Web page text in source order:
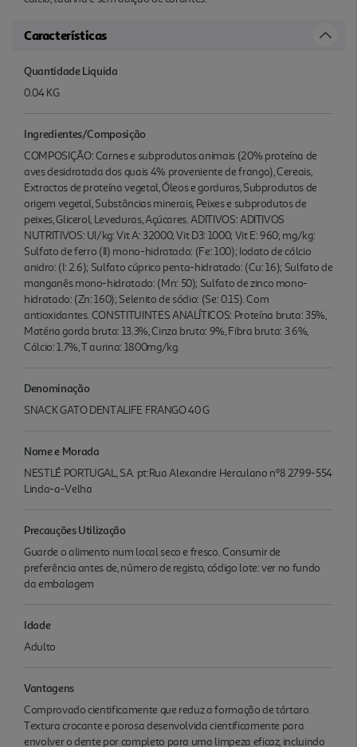
Características
Quantidade Liquida
0.04 KG
Ingredientes/Composição
COMPOSIÇÃO: Carnes e subprodutos animais (20% proteína de
aves desidratada dos quais 4% proveniente de frango), Cereais,
Extractos de proteína vegetal, Óleos e gorduras, Subprodutos de
origem vegetal, Substâncias minerais, Peixes e subprodutos de
peixes, Glicerol, Leveduras, Açúcares. ADITIVOS: ADITIVOS
NUTRITIVOS: UI/kg: Vit A: 32000; Vit D3: 1000; Vit E: 960; mg/kg:
Sulfato de ferro (II) mono-hidratado: (Fe: 100); Iodato de cálcio
anidro: (I: 2.6); Sulfato cúprico penta-hidratado: (Cu: 16); Sulfato de
manganês mono-hidratado: (Mn: 50); Sulfato de zinco mono-
hidratado: (Zn: 160); Selenito de sódio: (Se: 0.15). Com
antioxidantes. CONSTITUINTES ANALÍTICOS: Proteína bruta: 35%,
Matéria gorda bruta: 13.3%, Cinza bruta: 9%, Fibra bruta: 3.6%,
Cálcio: 1.7%, T aurina: 1800mg/kg.
Denominação
SNACK GATO DENTALIFE FRANGO 40 G
Nome e Morada
NESTLÉ PORTUGAL, SA. pt:Rua Alexandre Herculano nº8 2799-554
Linda-a-Velha
Precauções Utilização
Guarde o alimento num local seco e fresco. Consumir de
preferência antes de, número de registo, código lote: ver no fundo
da embalagem
Idade
Adulto
Vantagens
Comprovado cientificamente que reduz a formação de tártaro.
Textura crocante e porosa desenvolvida cientificamente para
envolver o dente por completo para uma limpeza eficaz, incluindo